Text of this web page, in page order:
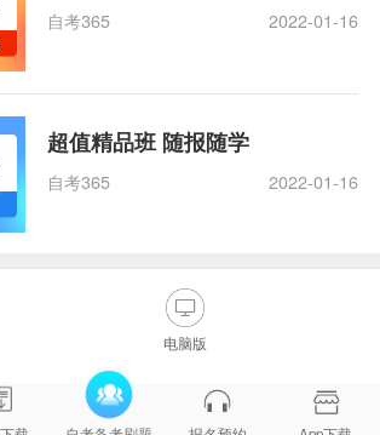
自考365 2022-01-16
超值精品班 随报随学
自考365 2022-01-16
电脑版